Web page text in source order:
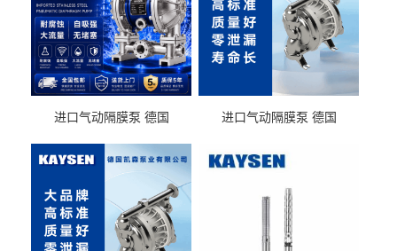
进口气动隔膜泵 德国
送气动泵
进口气动隔膜泵 德国
输送